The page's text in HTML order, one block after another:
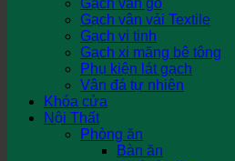
Gạch vân vải Textile
Gạch vi tinh
Gạch xi măng bê tông
Phụ kiện lát gạch
Vân đá tự nhiên
Khóa cửa
Nội Thất
Phòng ăn
Bàn ăn